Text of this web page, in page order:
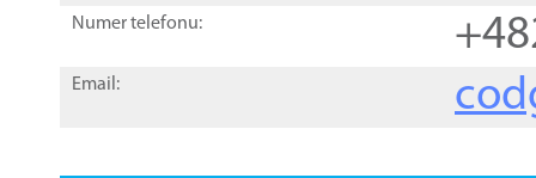
Numer telefonu:
Email: